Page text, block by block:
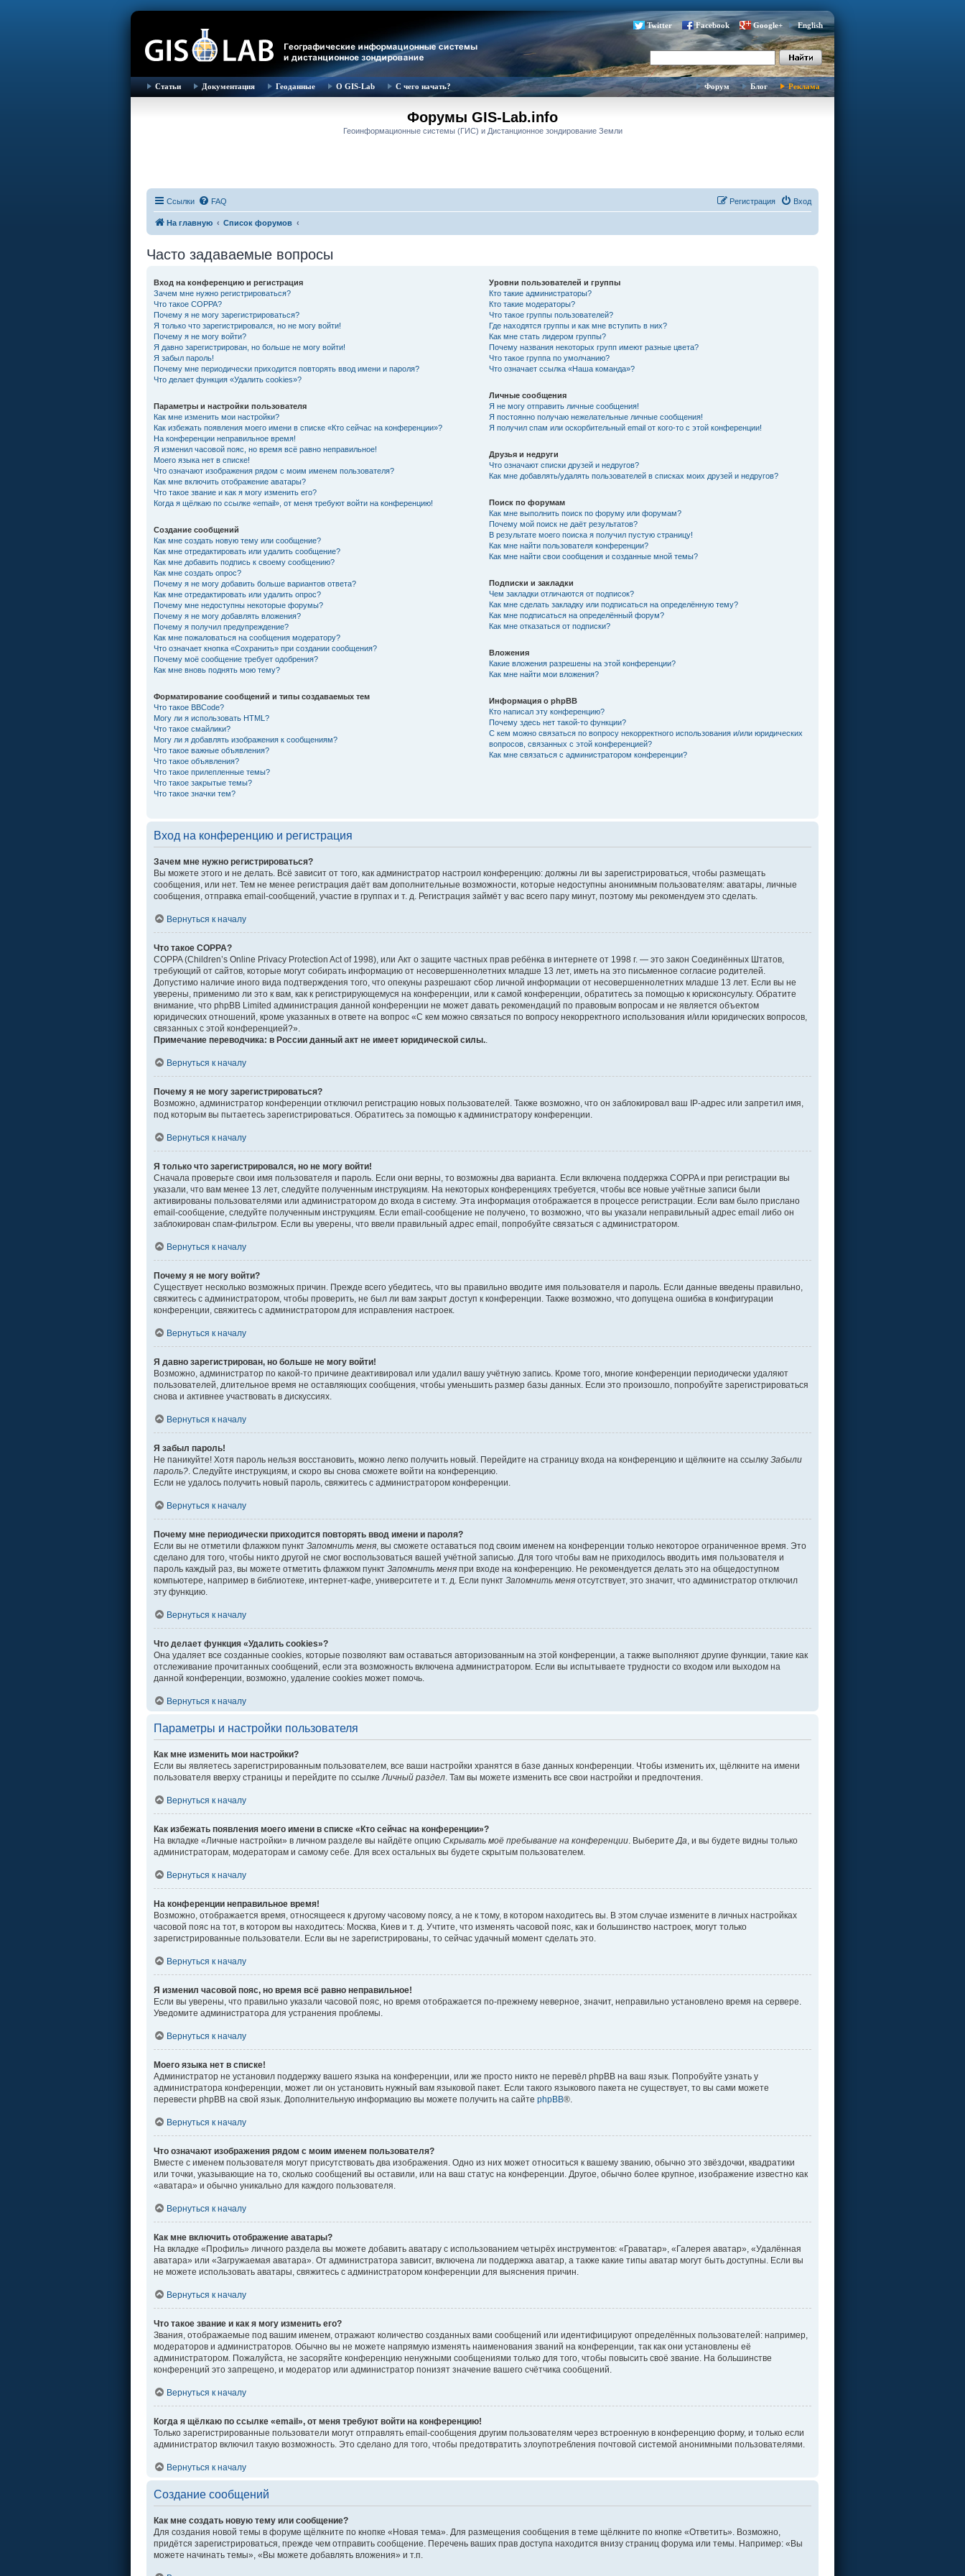
Twitter Facebook Google+ English
Статьи Документация Геоданные О GIS-Lab С чего начать? Форум Блог Реклама
Форумы GIS-Lab.info
Геоинформационные системы (ГИС) и Дистанционное зондирование Земли
Ссылки FAQ Вход
Регистрация
На главную Список форумов
Часто задаваемые вопросы
Вход на конференцию и регистрация
Зачем мне нужно регистрироваться?
Что такое COPPA?
Почему я не могу зарегистрироваться?
Я только что зарегистрировался, но не могу войти!
Почему я не могу войти?
Я давно зарегистрирован, но больше не могу войти!
Я забыл пароль!
Почему мне периодически приходится повторять ввод имени и пароля?
Что делает функция «Удалить cookies»?
Параметры и настройки пользователя
Как мне изменить мои настройки?
Как избежать появления моего имени в списке «Кто сейчас на конференции»?
На конференции неправильное время!
Я изменил часовой пояс, но время всё равно неправильное!
Моего языка нет в списке!
Что означают изображения рядом с моим именем пользователя?
Как мне включить отображение аватары?
Что такое звание и как я могу изменить его?
Когда я щёлкаю по ссылке «email», от меня требуют войти на конференцию!
Создание сообщений
Как мне создать новую тему или сообщение?
Как мне отредактировать или удалить сообщение?
Как мне добавить подпись к своему сообщению?
Как мне создать опрос?
Почему я не могу добавить больше вариантов ответа?
Как мне отредактировать или удалить опрос?
Почему мне недоступны некоторые форумы?
Почему я не могу добавлять вложения?
Почему я получил предупреждение?
Как мне пожаловаться на сообщения модератору?
Что означает кнопка «Сохранить» при создании сообщения?
Почему моё сообщение требует одобрения?
Как мне вновь поднять мою тему?
Форматирование сообщений и типы создаваемых тем
Что такое BBCode?
Могу ли я использовать HTML?
Что такое смайлики?
Могу ли я добавлять изображения к сообщениям?
Что такое важные объявления?
Что такое объявления?
Что такое прилепленные темы?
Что такое закрытые темы?
Что такое значки тем?
Уровни пользователей и группы
Кто такие администраторы?
Кто такие модераторы?
Что такое группы пользователей?
Где находятся группы и как мне вступить в них?
Как мне стать лидером группы?
Почему названия некоторых групп имеют разные цвета?
Что такое группа по умолчанию?
Что означает ссылка «Наша команда»?
Личные сообщения
Я не могу отправить личные сообщения!
Я постоянно получаю нежелательные личные сообщения!
Я получил спам или оскорбительный email от кого-то с этой конференции!
Друзья и недруги
Что означают списки друзей и недругов?
Как мне добавлять/удалять пользователей в списках моих друзей и недругов?
Поиск по форумам
Как мне выполнить поиск по форуму или форумам?
Почему мой поиск не даёт результатов?
В результате моего поиска я получил пустую страницу!
Как мне найти пользователя конференции?
Как мне найти свои сообщения и созданные мной темы?
Подписки и закладки
Чем закладки отличаются от подписок?
Как мне сделать закладку или подписаться на определённую тему?
Как мне подписаться на определённый форум?
Как мне отказаться от подписки?
Вложения
Какие вложения разрешены на этой конференции?
Как мне найти мои вложения?
Информация о phpBB
Кто написал эту конференцию?
Почему здесь нет такой-то функции?
С кем можно связаться по вопросу некорректного использования и/или юридических
вопросов, связанных с этой конференцией?
Как мне связаться с администратором конференции?
Вход на конференцию и регистрация
Зачем мне нужно регистрироваться?
Вы можете этого и не делать. Всё зависит от того, как администратор настроил конференцию: должны ли вы зарегистрироваться, чтобы размещать
сообщения, или нет. Тем не менее регистрация даёт вам дополнительные возможности, которые недоступны анонимным пользователям: аватары, личные
сообщения, отправка email-сообщений, участие в группах и т. д. Регистрация займёт у вас всего пару минут, поэтому мы рекомендуем это сделать.
Вернуться к началу
Что такое COPPA?
COPPA (Children’s Online Privacy Protection Act of 1998), или Акт о защите частных прав ребёнка в интернете от 1998 г. — это закон Соединённых Штатов,
требующий от сайтов, которые могут собирать информацию от несовершеннолетних младше 13 лет, иметь на это письменное согласие родителей.
Допустимо наличие иного вида подтверждения того, что опекуны разрешают сбор личной информации от несовершеннолетних младше 13 лет. Если вы не
уверены, применимо ли это к вам, как к регистрирующемуся на конференции, или к самой конференции, обратитесь за помощью к юрисконсульту. Обратите
внимание, что phpBB Limited администрация данной конференции не может давать рекомендаций по правовым вопросам и не является объектом
юридических отношений, кроме указанных в ответе на вопрос «С кем можно связаться по вопросу некорректного использования и/или юридических вопросов,
связанных с этой конференцией?».
Примечание переводчика: в России данный акт не имеет юридической силы..
Вернуться к началу
Почему я не могу зарегистрироваться?
Возможно, администратор конференции отключил регистрацию новых пользователей. Также возможно, что он заблокировал ваш IP-адрес или запретил имя,
под которым вы пытаетесь зарегистрироваться. Обратитесь за помощью к администратору конференции.
Вернуться к началу
Я только что зарегистрировался, но не могу войти!
Сначала проверьте свои имя пользователя и пароль. Если они верны, то возможны два варианта. Если включена поддержка COPPA и при регистрации вы
указали, что вам менее 13 лет, следуйте полученным инструкциям. На некоторых конференциях требуется, чтобы все новые учётные записи были
активированы пользователями или администратором до входа в систему. Эта информация отображается в процессе регистрации. Если вам было прислано
email-сообщение, следуйте полученным инструкциям. Если email-сообщение не получено, то возможно, что вы указали неправильный адрес email либо он
заблокирован спам-фильтром. Если вы уверены, что ввели правильный адрес email, попробуйте связаться с администратором.
Вернуться к началу
Почему я не могу войти?
Существует несколько возможных причин. Прежде всего убедитесь, что вы правильно вводите имя пользователя и пароль. Если данные введены правильно,
свяжитесь с администратором, чтобы проверить, не был ли вам закрыт доступ к конференции. Также возможно, что допущена ошибка в конфигурации
конференции, свяжитесь с администратором для исправления настроек.
Вернуться к началу
Я давно зарегистрирован, но больше не могу войти!
Возможно, администратор по какой-то причине деактивировал или удалил вашу учётную запись. Кроме того, многие конференции периодически удаляют
пользователей, длительное время не оставляющих сообщения, чтобы уменьшить размер базы данных. Если это произошло, попробуйте зарегистрироваться
снова и активнее участвовать в дискуссиях.
Вернуться к началу
Я забыл пароль!
Не паникуйте! Хотя пароль нельзя восстановить, можно легко получить новый. Перейдите на страницу входа на конференцию и щёлкните на ссылку Забыли
пароль?. Следуйте инструкциям, и скоро вы снова сможете войти на конференцию.
Если не удалось получить новый пароль, свяжитесь с администратором конференции.
Вернуться к началу
Почему мне периодически приходится повторять ввод имени и пароля?
Если вы не отметили флажком пункт Запомнить меня, вы сможете оставаться под своим именем на конференции только некоторое ограниченное время. Это
сделано для того, чтобы никто другой не смог воспользоваться вашей учётной записью. Для того чтобы вам не приходилось вводить имя пользователя и
пароль каждый раз, вы можете отметить флажком пункт Запомнить меня при входе на конференцию. Не рекомендуется делать это на общедоступном
компьютере, например в библиотеке, интернет-кафе, университете и т. д. Если пункт Запомнить меня отсутствует, это значит, что администратор отключил
эту функцию.
Вернуться к началу
Что делает функция «Удалить cookies»?
Она удаляет все созданные cookies, которые позволяют вам оставаться авторизованным на этой конференции, а также выполняют другие функции, такие как
отслеживание прочитанных сообщений, если эта возможность включена администратором. Если вы испытываете трудности со входом или выходом на
данной конференции, возможно, удаление cookies может помочь.
Вернуться к началу
Параметры и настройки пользователя
Как мне изменить мои настройки?
Если вы являетесь зарегистрированным пользователем, все ваши настройки хранятся в базе данных конференции. Чтобы изменить их, щёлкните на имени
пользователя вверху страницы и перейдите по ссылкеЛичный раздел. Там вы можете изменить все свои настройки и предпочтения.
Вернуться к началу
Как избежать появления моего имени в списке «Кто сейчас на конференции»?
На вкладке «Личные настройки» в личном разделе вы найдёте опцию Скрывать моё пребывание на конференции. ВыберитеДа, и вы будете видны только
администраторам, модераторам и самому себе. Для всех остальных вы будете скрытым пользователем.
Вернуться к началу
На конференции неправильное время!
Возможно, отображается время, относящееся к другому часовому поясу, а не к тому, в котором находитесь вы. В этом случае измените в личных настройках
часовой пояс на тот, в котором вы находитесь: Москва, Киев и т. д. Учтите, что изменять часовой пояс, как и большинство настроек, могут только
зарегистрированные пользователи. Если вы не зарегистрированы, то сейчас удачный момент сделать это.
Вернуться к началу
Я изменил часовой пояс, но время всё равно неправильное!
Если вы уверены, что правильно указали часовой пояс, но время отображается по-прежнему неверное, значит, неправильно установлено время на сервере.
Уведомите администратора для устранения проблемы.
Вернуться к началу
Моего языка нет в списке!
Администратор не установил поддержку вашего языка на конференции, или же просто никто не перевёл phpBB на ваш язык. Попробуйте узнать у
администратора конференции, может ли он установить нужный вам языковой пакет. Если такого языкового пакета не существует, то вы сами можете
перевести phpBB на свой язык. Дополнительную информацию вы можете получить на сайте phpBB®.
Вернуться к началу
Что означают изображения рядом с моим именем пользователя?
Вместе с именем пользователя могут присутствовать два изображения. Одно из них может относиться к вашему званию, обычно это звёздочки, квадратики
или точки, указывающие на то, сколько сообщений вы оставили, или на ваш статус на конференции. Другое, обычно более крупное, изображение известно как
«аватара» и обычно уникально для каждого пользователя.
Вернуться к началу
Как мне включить отображение аватары?
На вкладке «Профиль» личного раздела вы можете добавить аватару с использованием четырёх инструментов: «Граватар», «Галерея аватар», «Удалённая
аватара» или «Загружаемая аватара». От администратора зависит, включена ли поддержка аватар, а также какие типы аватар могут быть доступны. Если вы
не можете использовать аватары, свяжитесь с администратором конференции для выяснения причин.
Вернуться к началу
Что такое звание и как я могу изменить его?
Звания, отображаемые под вашим именем, отражают количество созданных вами сообщений или идентифицируют определённых пользователей: например,
модераторов и администраторов. Обычно вы не можете напрямую изменять наименования званий на конференции, так как они установлены её
администратором. Пожалуйста, не засоряйте конференцию ненужными сообщениями только для того, чтобы повысить своё звание. На большинстве
конференций это запрещено, и модератор или администратор понизят значение вашего счётчика сообщений.
Вернуться к началу
Когда я щёлкаю по ссылке «email», от меня требуют войти на конференцию!
Только зарегистрированные пользователи могут отправлять email-сообщения другим пользователям через встроенную в конференцию форму, и только если
администратор включил такую возможность. Это сделано для того, чтобы предотвратить злоупотребления почтовой системой анонимными пользователями.
Вернуться к началу
Создание сообщений
Как мне создать новую тему или сообщение?
Для создания новой темы в форуме щёлкните по кнопке «Новая тема». Для размещения сообщения в теме щёлкните по кнопке «Ответить». Возможно,
придётся зарегистрироваться, прежде чем отправить сообщение. Перечень ваших прав доступа находится внизу страниц форума или темы. Например: «Вы
можете начинать темы», «Вы можете добавлять вложения» и т.п.